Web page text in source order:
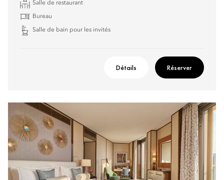
Salle de restaurant
Bureau
Salle de bain pour les invités
Détails Réserver